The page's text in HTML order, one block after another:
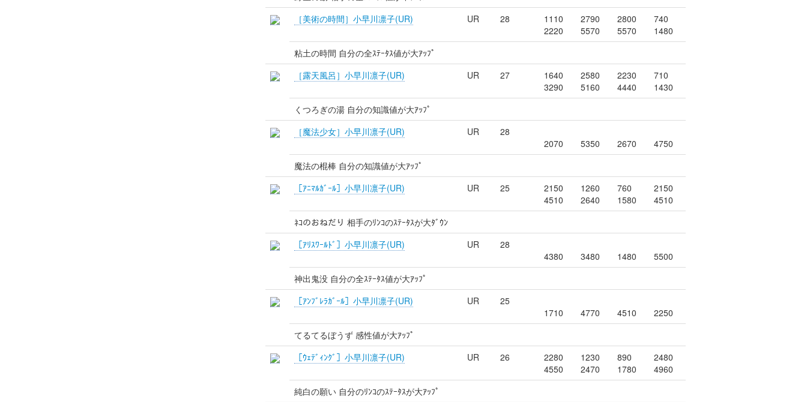
［美術の時間］小早川凛子(UR)
UR 28
1110
2220
2790
5570
2800
5570
740
1480
粘土の時間 自分の全ｽﾃｰﾀｽ値が大ｱｯﾌﾟ
［露天風呂］小早川凛子(UR)
UR 27
1640
3290
2580
5160
2230
4440
710
1430
くつろぎの湯 自分の知識値が大ｱｯﾌﾟ
［魔法少女］小早川凛子(UR)
UR
28
2070
5350 2670
4750
魔法の棍棒 自分の知識値が大ｱｯﾌﾟ
［ｱﾆﾏﾙｶﾞｰﾙ］小早川凛子(UR)
UR 25
2150
4510
1260
2640
760
1580
2150
4510
ﾈｺのおねだり 相手のﾘﾝｺのｽﾃｰﾀｽが大ﾀﾞｳﾝ
［ｱﾘｽﾜｰﾙﾄﾞ］小早川凛子(UR)
UR
28
4380
3480 1480
5500
神出鬼没 自分の全ｽﾃｰﾀｽ値が大ｱｯﾌﾟ
［ｱﾝﾌﾞﾚﾗｶﾞｰﾙ］小早川凛子(UR)
UR
25
1710
4770 4510
2250
てるてるぼうず 感性値が大ｱｯﾌﾟ
［ｳｪﾃﾞｨﾝｸﾞ］小早川凛子(UR)
UR 26
2280
4550
1230
2470
890
1780
2480
4960
純白の願い 自分のﾘﾝｺのｽﾃｰﾀｽが大ｱｯﾌﾟ